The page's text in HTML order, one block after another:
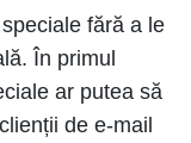
fără a le
În primul
ar putea să
de e-mail